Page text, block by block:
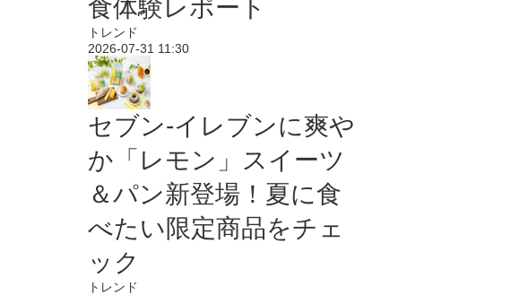
食体験レポート
トレンド
2026-07-31 11:30
セブン‐イレブンに爽や
か「レモン」スイーツ
＆パン新登場！夏に食
べたい限定商品をチェ
ック
トレンド